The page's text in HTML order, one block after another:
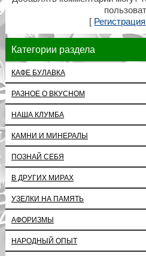
[ Регистрация
Категории раздела
КАФЕ БУЛАВКА
РАЗНОЕ О ВКУСНОМ
НАША КЛУМБА
КАМНИ И МИНЕРАЛЫ
ПОЗНАЙ СЕБЯ
В ДРУГИХ МИРАХ
УЗЕЛКИ НА ПАМЯТЬ
АФОРИЗМЫ
НАРОДНЫЙ ОПЫТ